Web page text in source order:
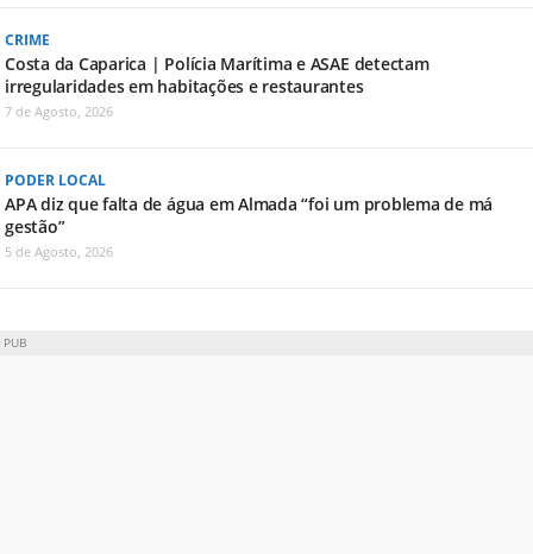
CRIME
Costa da Caparica | Polícia Marítima e ASAE detectam
irregularidades em habitações e restaurantes
7 de Agosto, 2026
PODER LOCAL
APA diz que falta de água em Almada “foi um problema de má
gestão”
5 de Agosto, 2026
PUB